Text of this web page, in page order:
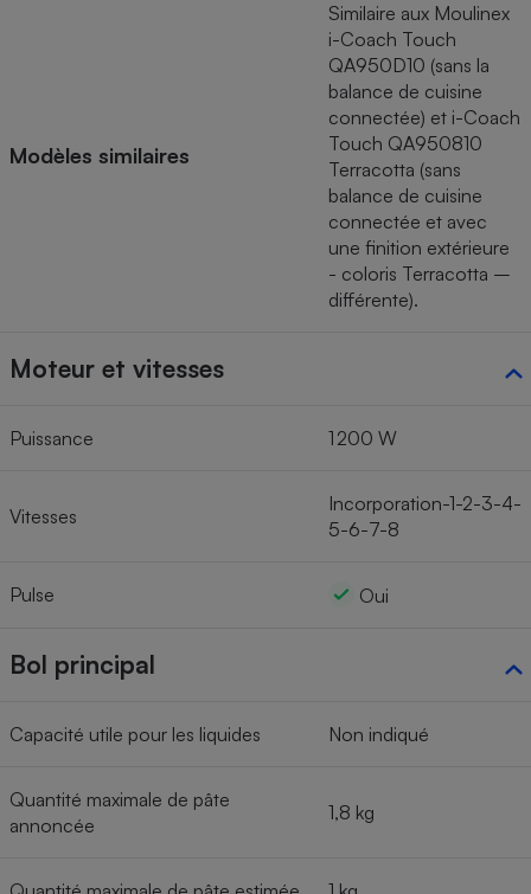
Modèles similaires
Similaire aux Moulinex
i-Coach Touch
QA950D10 (sans la
balance de cuisine
connectée) et i-Coach
Touch QA950810
Terracotta (sans
balance de cuisine
connectée et avec
une finition extérieure
- coloris Terracotta –
différente).
Moteur et vitesses
Puissance 1 200 W
Vitesses
Incorporation-1-2-3-4-
5-6-7-8
Pulse Oui
Bol principal
Capacité utile pour les liquides Non indiqué
Quantité maximale de pâte
annoncée
1,8 kg